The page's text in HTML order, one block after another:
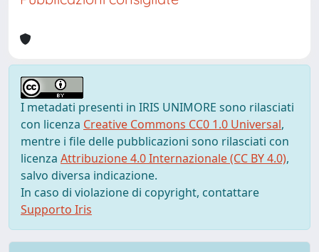
I metadati presenti in IRIS UNIMORE sono rilasciati
con licenza Creative Commons CC0 1.0 Universal,
mentre i file delle pubblicazioni sono rilasciati con
licenza Attribuzione 4.0 Internazionale (CC BY 4.0),
salvo diversa indicazione.
In caso di violazione di copyright, contattare
Supporto Iris